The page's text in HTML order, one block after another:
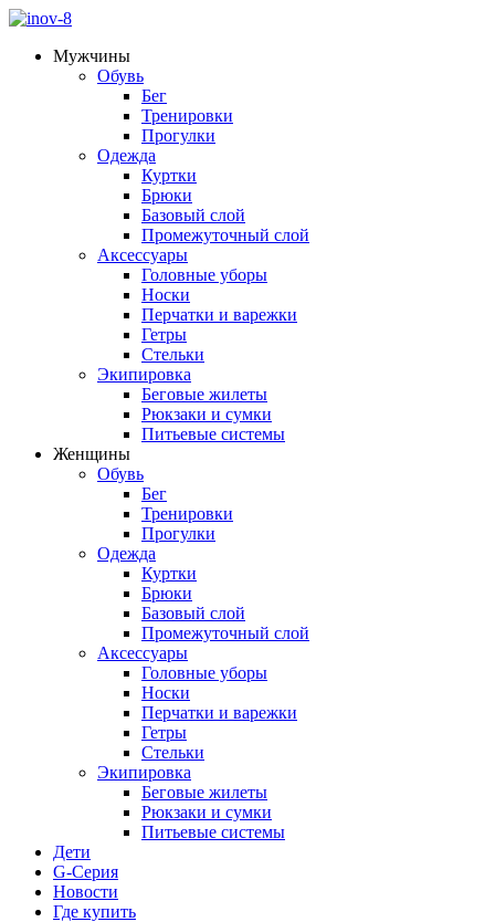
Мужчины
Обувь
Бег
Тренировки
Прогулки
Одежда
Куртки
Брюки
Базовый слой
Промежуточный слой
Аксессуары
Головные уборы
Носки
Перчатки и варежки
Гетры
Стельки
Экипировка
Беговые жилеты
Рюкзаки и сумки
Питьевые системы
Женщины
Обувь
Бег
Тренировки
Прогулки
Одежда
Куртки
Брюки
Базовый слой
Промежуточный слой
Аксессуары
Головные уборы
Носки
Перчатки и варежки
Гетры
Стельки
Экипировка
Беговые жилеты
Рюкзаки и сумки
Питьевые системы
Дети
G-Серия
Новости
Где купить